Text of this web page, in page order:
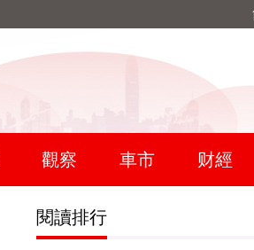
觀察 車市 财經
閱讀排行